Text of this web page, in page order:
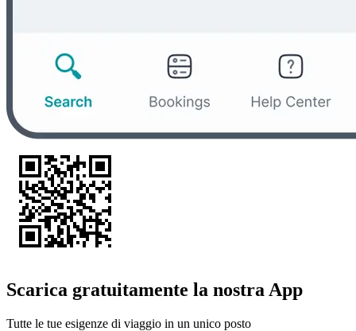
Scarica gratuitamente la nostra App
Tutte le tue esigenze di viaggio in un unico posto